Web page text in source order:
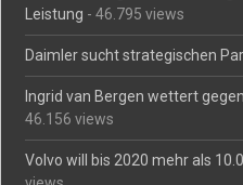
Leistung - 46.795 views
Daimler sucht strategischen
Ingrid van Bergen wettert
46.156 views
Volvo will bis 2020 mehr als